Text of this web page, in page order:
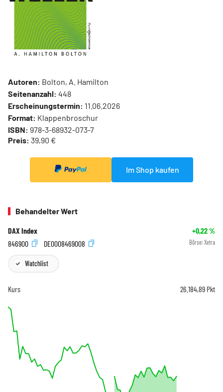
Autoren: Bolton, A. Hamilton
Seitenanzahl: 448
Erscheinungstermin: 11.06.2026
Format: Klappenbroschur
ISBN: 978-3-68932-073-7
Preis: 39,90 €
Im Shop kaufen
Behandelter Wert
DAX Index +0,22%
846900
DE0008469008 Börse: Xetra
Watchlist
Kurs 26.184,89 Pkt